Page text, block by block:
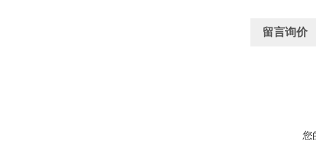
留言询价
您